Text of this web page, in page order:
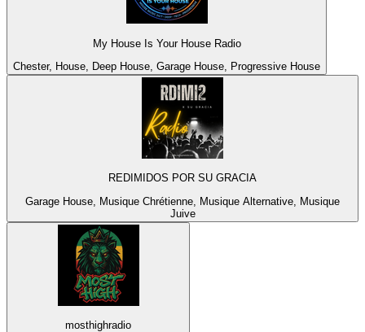
My House Is Your House Radio
Chester, House, Deep House, Garage House, Progressive House
REDIMIDOS POR SU GRACIA
Garage House, Musique Chrétienne, Musique Alternative, Musique
Juive
mosthighradio